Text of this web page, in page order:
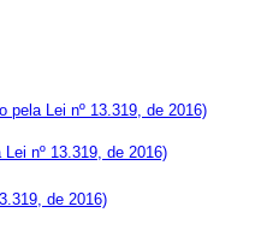
pela Lei nº 13.319, de 2016)
nº 13.319, de 2016)
de 2016)